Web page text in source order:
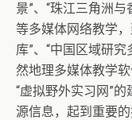
景”、“珠江三角洲与
等多媒体网络教学
库”、“中国区域研
然地理多媒体教学
“虚拟野外实习网”
源信息，起到重要